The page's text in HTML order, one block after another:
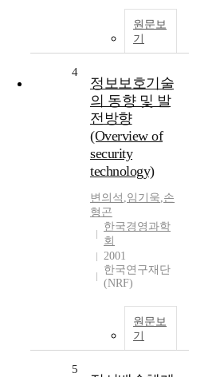
원문보
기
4
정보보호기술
의 동향 및 발
전방향
(Overview of
security
technology)
변의석 ,임기욱,손
형곤
한국경영과학
회
2001
한국연구재단
(NRF)
원문보
기
5